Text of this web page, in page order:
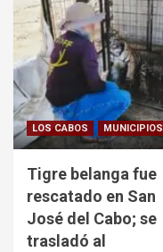
LOS CABOS MUNICIPIOS
Tigre belanga fue
rescatado en San
José del Cabo; se
trasladó al